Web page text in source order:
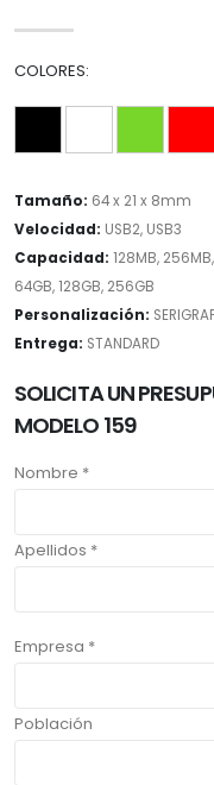
COLORES:
Tamaño: 64 x 21 x 8mm
Velocidad: USB2, USB3
Capacidad: 128MB,
64GB, 128GB, 256GB
Personalización:
Entrega: STANDARD
SOLICITA UN
MODELO 159
Nombre *
Apellidos *
Empresa *
Población